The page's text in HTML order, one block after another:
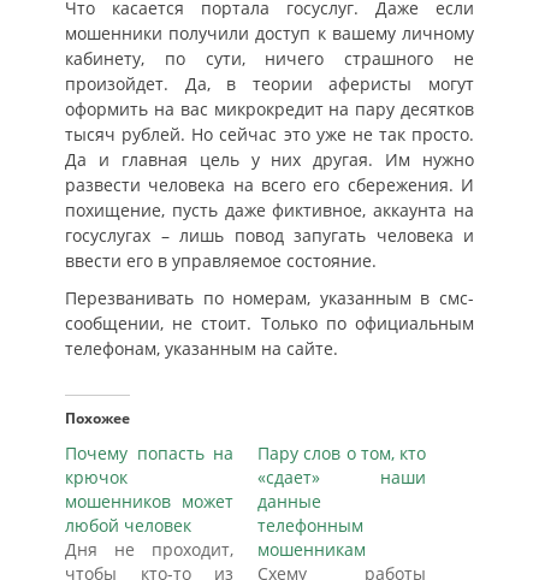
Что касается портала госуслуг. Даже если
мошенники получили доступ к вашему личному
кабинету, по сути, ничего страшного не
произойдет. Да, в теории аферисты могут
оформить на вас микрокредит на пару десятков
тысяч рублей. Но сейчас это уже не так просто.
Да и главная цель у них другая. Им нужно
развести человека на всего его сбережения. И
похищение, пусть даже фиктивное, аккаунта на
госуслугах – лишь повод запугать человека и
ввести его в управляемое состояние.
Перезванивать по номерам, указанным в смс-
сообщении, не стоит. Только по официальным
телефонам, указанным на сайте.
Похожее
Почему попасть на
крючок
мошенников может
любой человек
Дня не проходит,
чтобы кто-то из
Пару слов о том, кто
«сдает» наши
данные
телефонным
мошенникам
Схему работы